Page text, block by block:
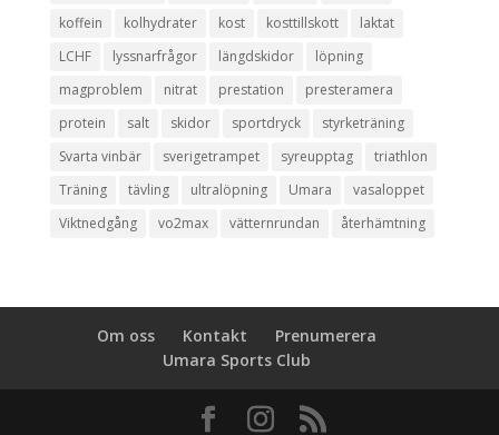
koffein
kolhydrater kost kosttillskott
laktat
LCHF
lyssnarfrågor längdskidor
löpning
magproblem
nitrat prestation
presteramera
protein
salt skidor sportdryck
styrketräning
Svarta vinbär
sverigetrampet syreupptag
triathlon
Träning
tävling ultralöpning Umara
vasaloppet
Viktnedgång
vo2max vätternrundan återhämtning
Om oss Kontakt
Prenumerera
Umara Sports Club